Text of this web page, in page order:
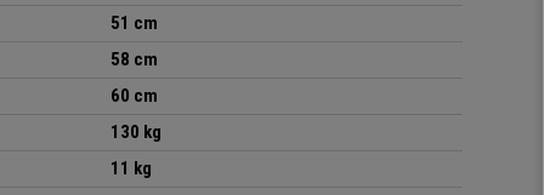
51 cm
58 cm
60 cm
130 kg
11 kg